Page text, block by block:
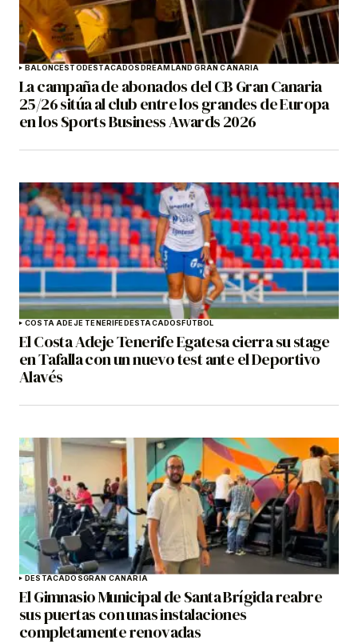
BALONCESTODESTACADOSDREAMLAND GRAN CANARIA
La campaña de abonados del CB Gran Canaria
25/26 sitúa al club entre los grandes de Europa
en los Sports Business Awards 2026
COSTA ADEJE TENERIFEDESTACADOSFÚTBOL
El Costa Adeje Tenerife Egatesa cierra su stage
en Tafalla con un nuevo test ante el Deportivo
Alavés
DESTACADOSGRAN CANARIA
El Gimnasio Municipal de Santa Brígida reabre
sus puertas con unas instalaciones
completamente renovadas